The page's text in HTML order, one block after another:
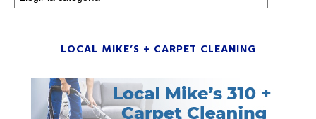
LOCAL MIKE’S + CARPET CLEANING